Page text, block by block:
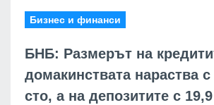
Бизнес и финанси
БНБ: Размерът на
домакинствата нараства
сто, а на депозитите с